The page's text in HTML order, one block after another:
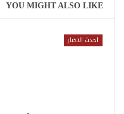
YOU MIGHT ALSO LIKE
احدث الاخبار